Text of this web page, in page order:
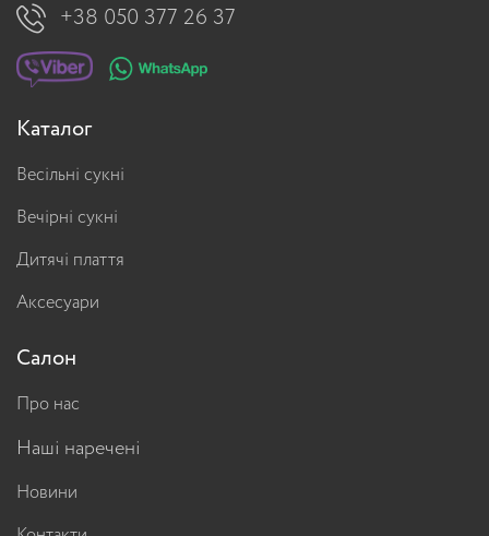
+38 050 377 26 37
Каталог
Весільні сукні
Вечірні сукні
Дитячі плаття
Аксесуари
Салон
Про нас
Наші наречені
Новини